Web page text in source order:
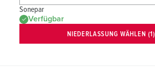
Sonepar
Verfügbar
NIEDERLASSUNG WÄHLEN (1)